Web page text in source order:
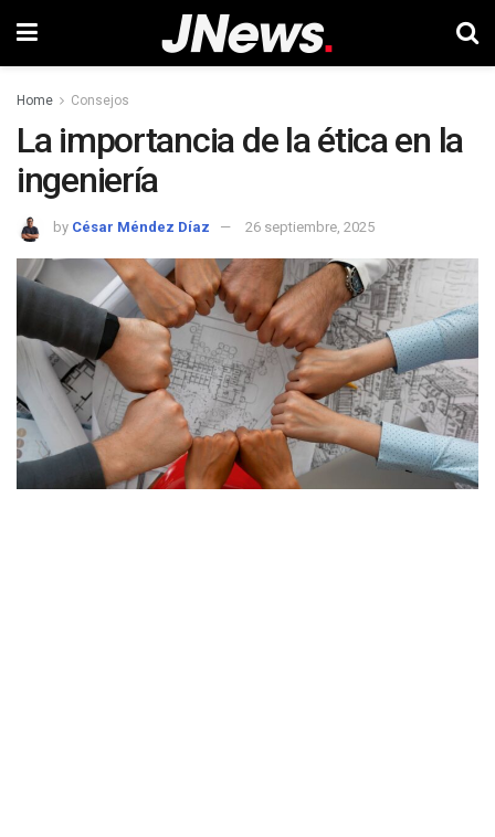
Home Consejos
La importancia de la ética en la
ingeniería
by César Méndez Díaz 26 septiembre, 2025